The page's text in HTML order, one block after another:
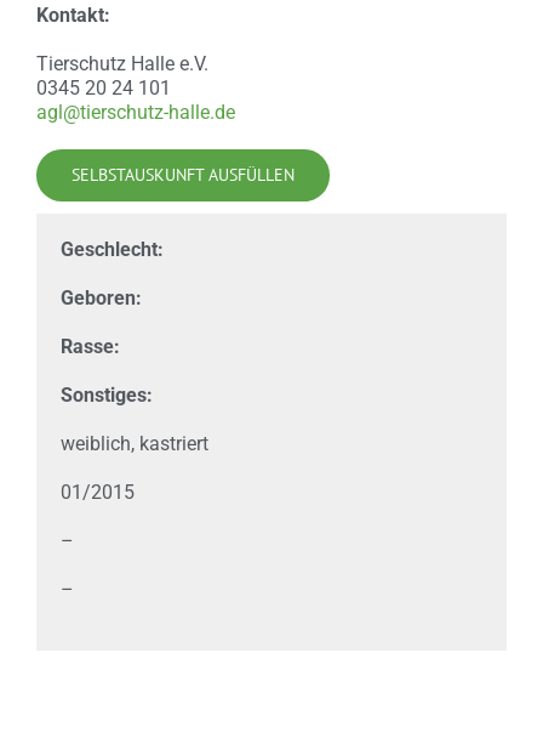
Kontakt:
Tierschutz Halle e.V.
0345 20 24 101
agl@tierschutz-halle.de
SELBSTAUSKUNFT AUSFÜLLEN
Geschlecht:
Geboren:
Rasse:
Sonstiges:
weiblich, kastriert
01/2015
–
–